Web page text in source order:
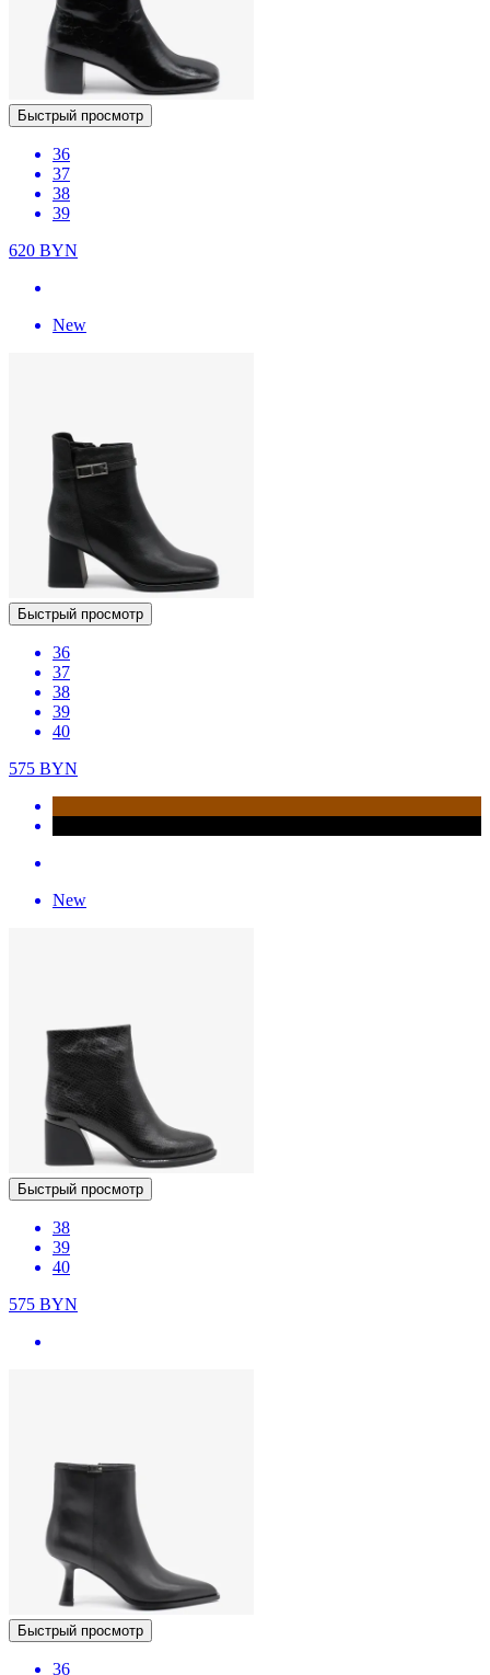
Быстрый просмотр
36
37
38
39
620 BYN
New
Быстрый просмотр
36
37
38
39
40
575 BYN
New
Быстрый просмотр
38
39
40
575 BYN
Быстрый просмотр
36